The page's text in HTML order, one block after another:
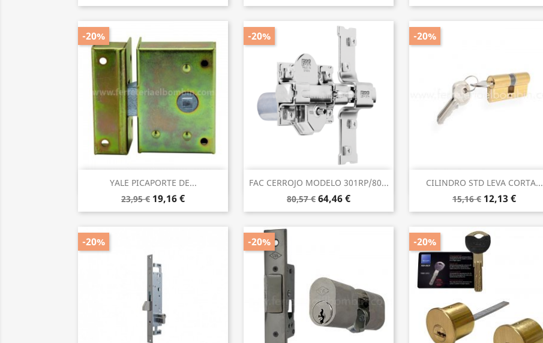
YALE PICAPORTE DE...
23,95 € 19,16 €
-20%
 Vista rápida
FAC CERROJO MODELO 301RP/80...
80,57 € 64,46 €
-20%
Vista rápida
CILINDRO STD LEVA CORTA...
15,16 € 12,13 €
-20%
Vista rápida
-20% -20% -20%